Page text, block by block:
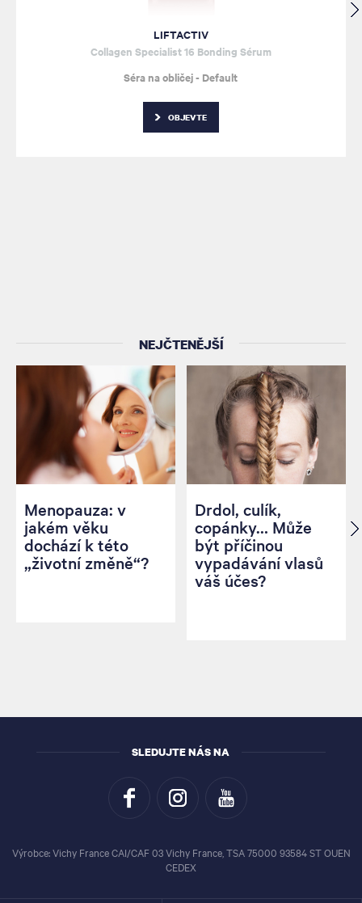
LIFTACTIV
Collagen Specialist 16 Bonding Sérum
Séra na obličej - Default
OBJEVTE
NEJČTENĚJŠÍ
Menopauza: v
jakém věku
dochází k této
„životní změně“?
Drdol, culík,
copánky… Může
být příčinou
vypadávání vlasů
váš účes?
SLEDUJTE NÁS NA
Výrobce: Vichy France CAI/CAF 03 Vichy France, TSA 75000 93584 ST OUEN
CEDEX